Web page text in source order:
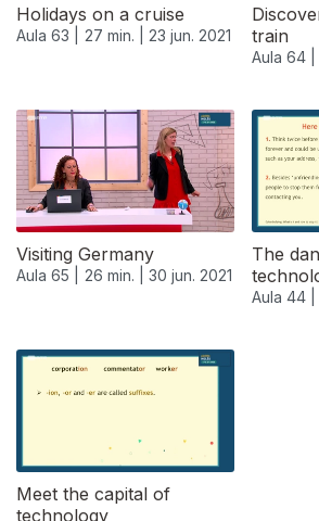
Holidays on a cruise
Aula 63 | 27 min. | 23 jun. 2021
train
Aula 64 |
Visiting Germany
Aula 65 | 26 min. | 30 jun. 2021
The
Aula 44 |
Meet the capital of
technology
556052